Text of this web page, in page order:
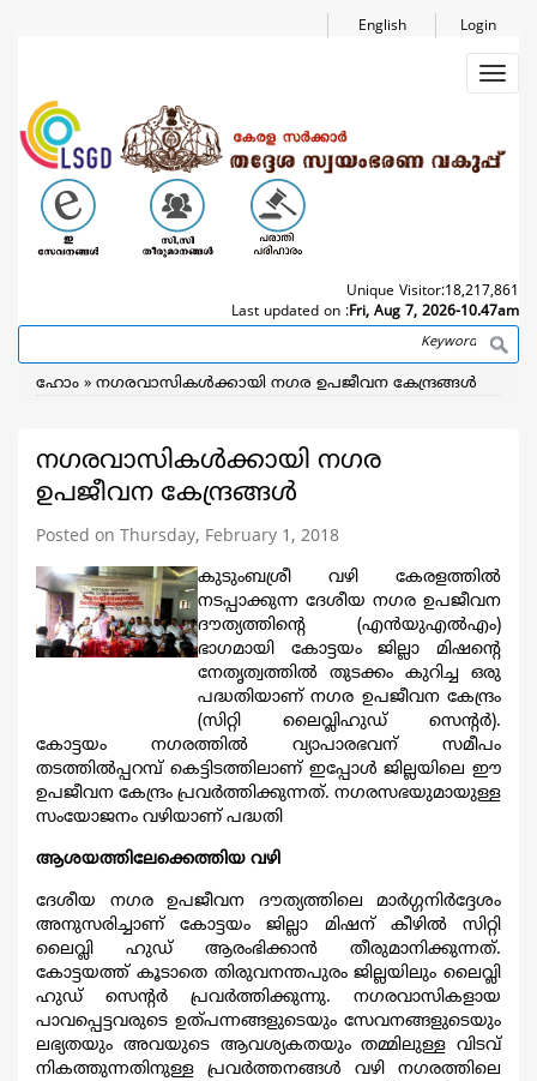
Login
English
Unique Visitor:18,217,861
Last updated on :Fri, Aug 7, 2026-10.47am
Search
Breadcrumb
ഹോം നഗരവാസികള്‍ക്കായി നഗര ഉപജീവന കേന്ദ്രങ്ങള്‍
നഗരവാസികള്‍ക്കായി നഗര
ഉപജീവന കേന്ദ്രങ്ങള്‍
Posted on Thursday, February 1, 2018
കുടുംബശ്രീ വഴി കേരളത്തില്‍
നടപ്പാക്കുന്ന ദേശീയ നഗര ഉപജീവന
ദൗത്യത്തിന്‍റെ (എന്‍യുഎല്‍എം)
ഭാഗമായി കോട്ടയം ജില്ലാ മിഷന്‍റെ
നേതൃത്വത്തില്‍ തുടക്കം കുറിച്ച ഒരു
പദ്ധതിയാണ് നഗര ഉപജീവന കേന്ദ്രം
(സിറ്റി ലൈവ്ലിഹുഡ് സെന്‍റര്‍).
കോട്ടയം നഗരത്തില്‍ വ്യാപാരഭവന് സമീപം
തടത്തില്‍പ്പറമ്പ് കെട്ടിടത്തിലാണ് ഇപ്പോള്‍ ജില്ലയിലെ ഈ
ഉപജീവന കേന്ദ്രം പ്രവര്‍ത്തിക്കുന്നത്. നഗരസഭയുമായുള്ള
സംയോജനം വഴിയാണ് പദ്ധതി
ആശയത്തിലേക്കെത്തിയ വഴി
ദേശീയ നഗര ഉപജീവന ദൗത്യത്തിലെ മാര്‍ഗ്ഗനിര്‍ദ്ദേശം
അനുസരിച്ചാണ് കോട്ടയം ജില്ലാ മിഷന് കീഴില്‍ സിറ്റി
ലൈവ്ലി ഹുഡ് ആരംഭിക്കാന്‍ തീരുമാനിക്കുന്നത്.
കോട്ടയത്ത് കൂടാതെ തിരുവനന്തപുരം ജില്ലയിലും ലൈവ്ലി
ഹുഡ് സെന്‍റര്‍ പ്രവര്‍ത്തിക്കുന്നു. നഗരവാസികളായ
പാവപ്പെട്ടവരുടെ ഉത്പന്നങ്ങളുടെയും സേവനങ്ങളുടെയും
ലഭ്യതയും അവയുടെ ആവശ്യകതയും തമ്മിലുള്ള വിടവ്
നികത്തുന്നതിനുള്ള പ്രവര്‍ത്തനങ്ങള്‍ വഴി നഗരത്തിലെ